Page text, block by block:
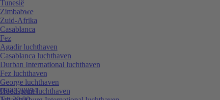
0800 70094
Tunesië
Zimbabwe
Zuid-Afrika
Casablanca
Fez
Agadir luchthaven
Casablanca luchthaven
Durban International luchthaven
Fez luchthaven
George luchthaven
Hoedspruit luchthaven